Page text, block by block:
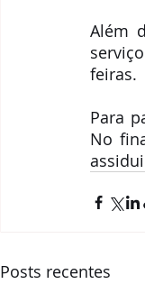
Além
feiras.
Para
No
Posts recentes